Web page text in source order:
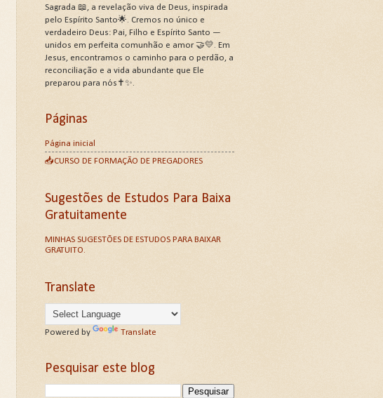
Sagrada 📖, a revelação viva de Deus, inspirada
pelo Espírito Santo🌟. Cremos no único e
verdadeiro Deus: Pai, Filho e Espírito Santo —
unidos em perfeita comunhão e amor 🤝💛. Em
Jesus, encontramos o caminho para o perdão, a
reconciliação e a vida abundante que Ele
preparou para nós✝️✨.
Páginas
Página inicial
📥CURSO DE FORMAÇÃO DE PREGADORES
Sugestões de Estudos Para Baixa
Gratuitamente
MINHAS SUGESTÕES DE ESTUDOS PARA BAIXAR
GRATUITO.
Translate
Powered by Translate
Pesquisar este blog